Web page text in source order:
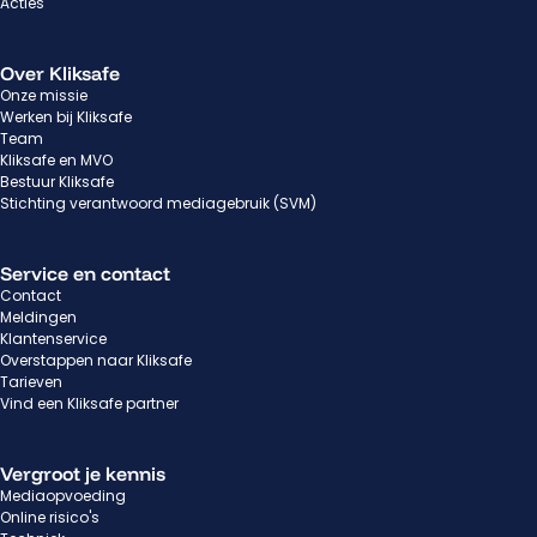
Over Kliksafe
Onze missie
Werken bij Kliksafe
Team
Kliksafe en MVO
Bestuur Kliksafe
Stichting verantwoord mediagebruik (SVM)
Service en contact
Contact
Meldingen
Klantenservice
Overstappen naar Kliksafe
Tarieven
Vind een Kliksafe partner
Vergroot je kennis
Mediaopvoeding
Online risico's